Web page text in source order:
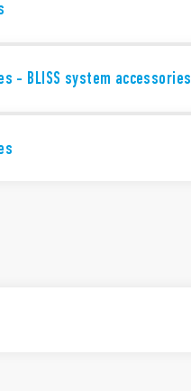
- BLISS system accessories